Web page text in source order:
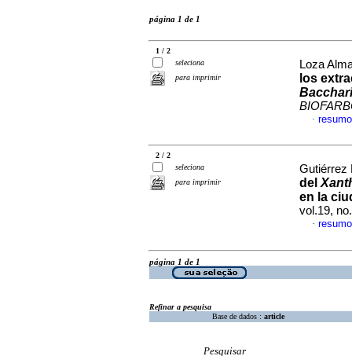
página 1 de 1
1 / 2
seleciona
para imprimir
Loza
los
·
2 / 2
seleciona
para imprimir
Gutiérrez
del
en la
vol.19,
·
página 1 de 1
Refinar a pesquisa
Base de dados : article
Pesquisar